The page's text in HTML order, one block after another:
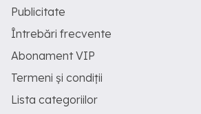
Publicitate
Întrebări frecvente
Abonament VIP
Termeni și condiții
Lista categoriilor